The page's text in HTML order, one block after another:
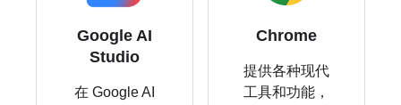
Google AI
Studio
在 Google AI
Chrome
提供各种现代
工具和功能，